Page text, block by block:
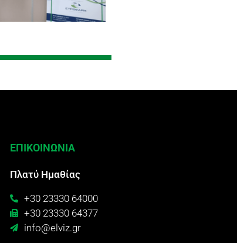
ΕΠΙΚΟΙΝΩΝΙΑ
Πλατύ Ημαθίας
+30 23330 64000
+30 23330 64377
info@elviz.gr